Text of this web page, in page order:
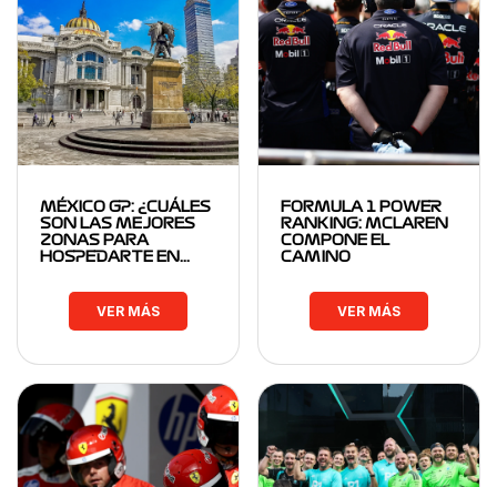
MÉXICO GP: ¿CUÁLES
SON LAS MEJORES
ZONAS PARA
HOSPEDARTE EN…
VER MÁS
FORMULA 1 POWER
RANKING: MCLAREN
COMPONE EL
CAMINO
VER MÁS